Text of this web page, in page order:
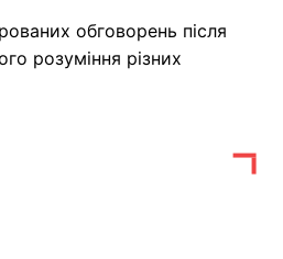
обговорень після
розуміння різних